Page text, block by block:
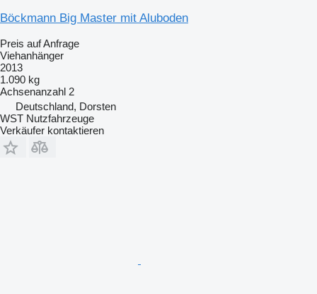
Böckmann Big Master mit Aluboden
Preis auf Anfrage
Viehanhänger
2013
1.090 kg
Achsenanzahl 2
Deutschland, Dorsten
WST Nutzfahrzeuge
Verkäufer kontaktieren